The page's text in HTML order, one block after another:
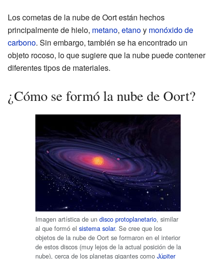
Los cometas de la nube de Oort están hechos
principalmente de hielo, metano, etanoy monóxido de
carbono. Sin embargo, también se ha encontrado un
objeto rocoso, lo que sugiere que la nube puede contener
diferentes tipos de materiales.
¿Cómo se formó la nube de Oort?
Imagen artística de un disco protoplanetario, similar
al que formó el sistema solar. Se cree que los
objetos de la nube de Oort se formaron en el interior
de estos discos (muy lejos de la actual posición de la
nube), cerca de los planetas gigantes como Júpiter